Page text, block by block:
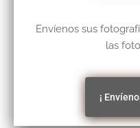
Envíenos sus
las
¡